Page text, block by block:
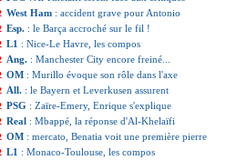
West Ham : accident grave pour Antonio
Esp. : le Barça accroché sur le fil !
L1 : Nice-Le Havre, les compos
Ang. : Manchester City encore freiné...
OM : Murillo évoque son rôle dans l'axe
All. : le Bayern et Leverkusen assurent
PSG : Zaïre-Emery, Enrique s'explique
Real : Mbappé, la réponse d'Al-Khelaïfi
OM : mercato, Benatia voit une première pierre
L1 : Monaco-Toulouse, les compos